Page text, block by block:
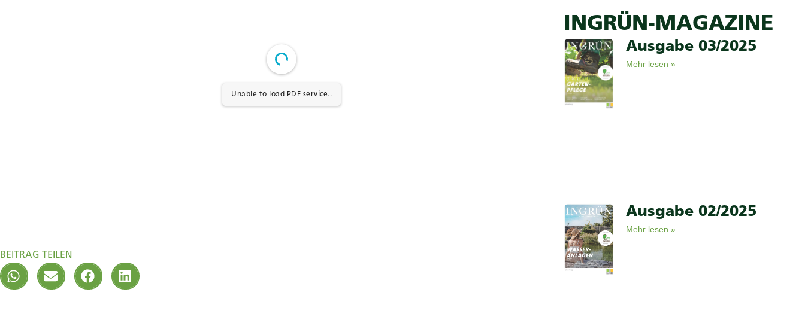
Unable to load PDF service..
BEITRAG TEILEN
INGRÜN-MAGAZINE
Ausgabe 03/2025
Mehr lesen »
Ausgabe 02/2025
Mehr lesen »